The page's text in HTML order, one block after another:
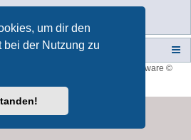
um dir den
bei der Nutzung zu
Portal Foren-Übersicht
® Forum Software ©
durch